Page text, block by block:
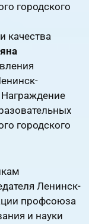
городского
качества
Награждение
городского
Ленинск-
профсоюза
и науки